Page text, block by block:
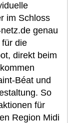
im Schloss
genau
die
direkt beim
Béat und
So
für
Region Midi